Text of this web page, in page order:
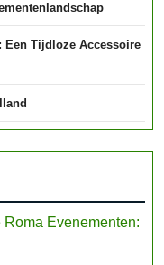
Een Tijdloze Accessoire
Roma Evenementen: